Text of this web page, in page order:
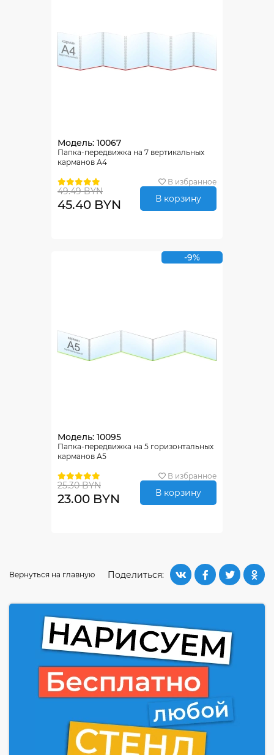
Модель: 10067
Папка-передвижка на 7 вертикальных
карманов А4
В избранное
49.49 BYN
45.40 BYN В корзину
-9%
Модель: 10095
Папка-передвижка на 5 горизонтальных
карманов А5
В избранное
25.30 BYN
23.00 BYN В корзину
Поделиться:
Вернуться на главную